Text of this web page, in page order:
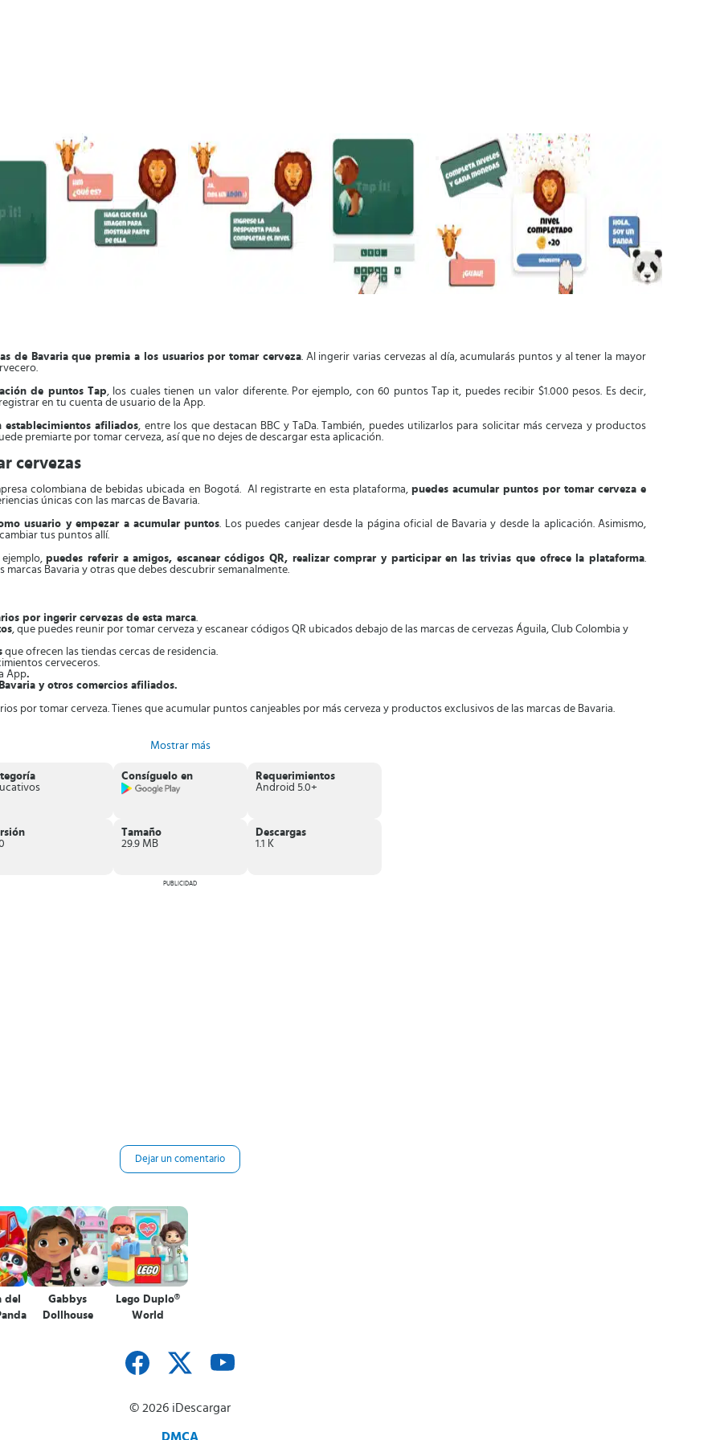
de Bavaria que premia a los usuarios por tomar cerveza. Al ingerir varias cervezas al día, acumularás puntos y al tener la mayor
de puntos Tap, los cuales tienen un valor diferente. Por ejemplo, con 60 puntos Tap it, puedes recibir $1.000 pesos. Es decir,
en tu cuenta de usuario de la App.
afiliados, entre los que destacan BBC y TaDa. También, puedes utilizarlos para solicitar más cerveza y productos
premiarte por tomar cerveza, así que no dejes de descargar esta aplicación.
cervezas
colombiana de bebidas ubicada en Bogotá. Al registrarte en esta plataforma, puedes acumular puntos por tomar cerveza e
únicas con las marcas de Bavaria.
usuario y empezar a acumular puntos. Los puedes canjear desde la página oficial de Bavaria y desde la aplicación. Asimismo,
tus puntos allí.
ejemplo,puedes referir a amigos, escanear códigos QR, realizar comprar y participar en las trivias que ofrece la plataforma.
marcas Bavaria y otras que debes descubrir semanalmente.
por ingerir cervezas de esta marca.
, que puedes reunir por tomar cerveza y escanear códigos QR ubicados debajo de las marcas de cervezas Águila, Club Colombia y
que ofrecen las tiendas cercas de residencia.
cerveceros.
App.
y otros comercios afiliados.
por tomar cerveza. Tienes que acumular puntos canjeables por más cerveza y productos exclusivos de las marcas de Bavaria.
Mostrar más
Consíguelo en
Requerimientos
Android 5.0+
Tamaño
29.9 MB
Descargas
1.1 K
PUBLICIDAD
Dejar un comentario
del
Gabbys
Dollhouse
Lego Duplo®
World
© 2026 iDescargar
DMCA